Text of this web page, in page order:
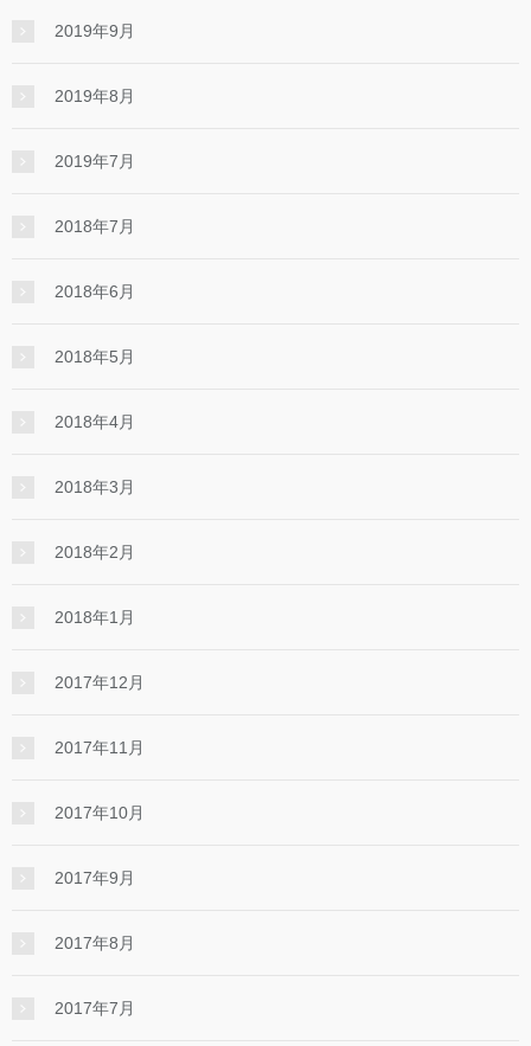
2019年9月
2019年8月
2019年7月
2018年7月
2018年6月
2018年5月
2018年4月
2018年3月
2018年2月
2018年1月
2017年12月
2017年11月
2017年10月
2017年9月
2017年8月
2017年7月